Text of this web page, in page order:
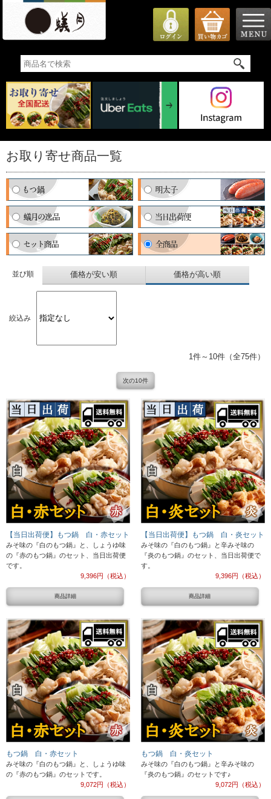
お取り寄せ商品一覧
並び順 価格が安い順 価格が高い順
絞込み
1件～10件（全75件）
次の10件
【当日出荷便】もつ鍋 白・赤セット
みそ味の『白のもつ鍋』と、しょうゆ味
の『赤のもつ鍋』のセット、当日出荷便
です。
9,396円（税込）
商品詳細
【当日出荷便】もつ鍋 白・炎セット
みそ味の『白のもつ鍋』と辛みそ味の
『炎のもつ鍋』のセット、当日出荷便で
す。
9,396円（税込）
商品詳細
もつ鍋 白・赤セット
みそ味の『白のもつ鍋』と、しょうゆ味
の『赤のもつ鍋』のセットです。
9,072円（税込）
もつ鍋 白・炎セット
みそ味の『白のもつ鍋』と辛みそ味の
『炎のもつ鍋』のセットです♪
9,072円（税込）